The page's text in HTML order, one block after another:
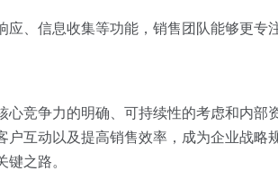
应、信息收集等功能，销售团队能够更专
竞争力的明确、可持续性的考虑和内部
互动以及提高销售效率，成为企业战略
之路。